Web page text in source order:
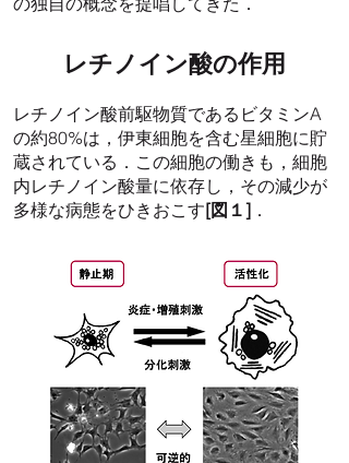
レチノイン酸の作用
レチノイン酸前駆物質であるビタミンA
の約80%は，伊東細胞を含む星細胞に貯
蔵されている．この細胞の働きも，細胞
内レチノイン酸量に依存し，その減少が
多様な病態をひきおこす[図１] ．